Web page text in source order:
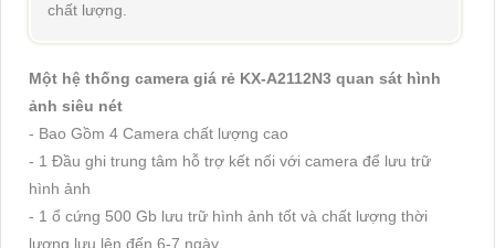
chất lượng.
Một hệ thống camera giá rẻ KX-A2112N3 quan sát hình
ảnh siêu nét
- Bao Gồm 4 Camera chất lượng cao
- 1 Đầu ghi trung tâm hỗ trợ kết nối với camera để lưu trữ
hình ảnh
- 1 ổ cứng 500 Gb lưu trữ hình ảnh tốt và chất lượng thời
lượng lưu lên đến 6-7 ngày